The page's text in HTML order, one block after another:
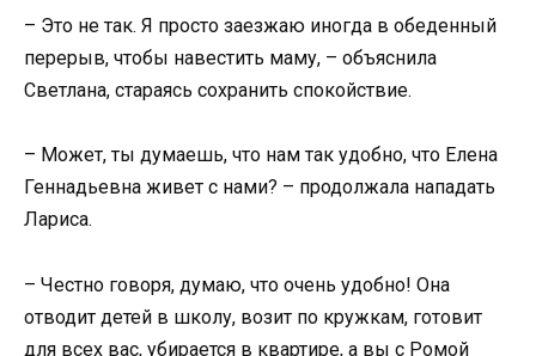
– Это не так. Я просто заезжаю иногда в обеденный
перерыв, чтобы навестить маму, – объяснила
Светлана, стараясь сохранить спокойствие.
– Может, ты думаешь, что нам так удобно, что Елена
Геннадьевна живет с нами? – продолжала нападать
Лариса.
– Честно говоря, думаю, что очень удобно! Она
отводит детей в школу, возит по кружкам, готовит
для всех вас, убирается в квартире, а вы с Ромой